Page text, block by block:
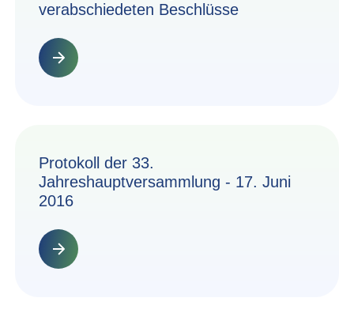
verabschiedeten Beschlüsse
Protokoll der 33.
Jahreshauptversammlung - 17. Juni
2016